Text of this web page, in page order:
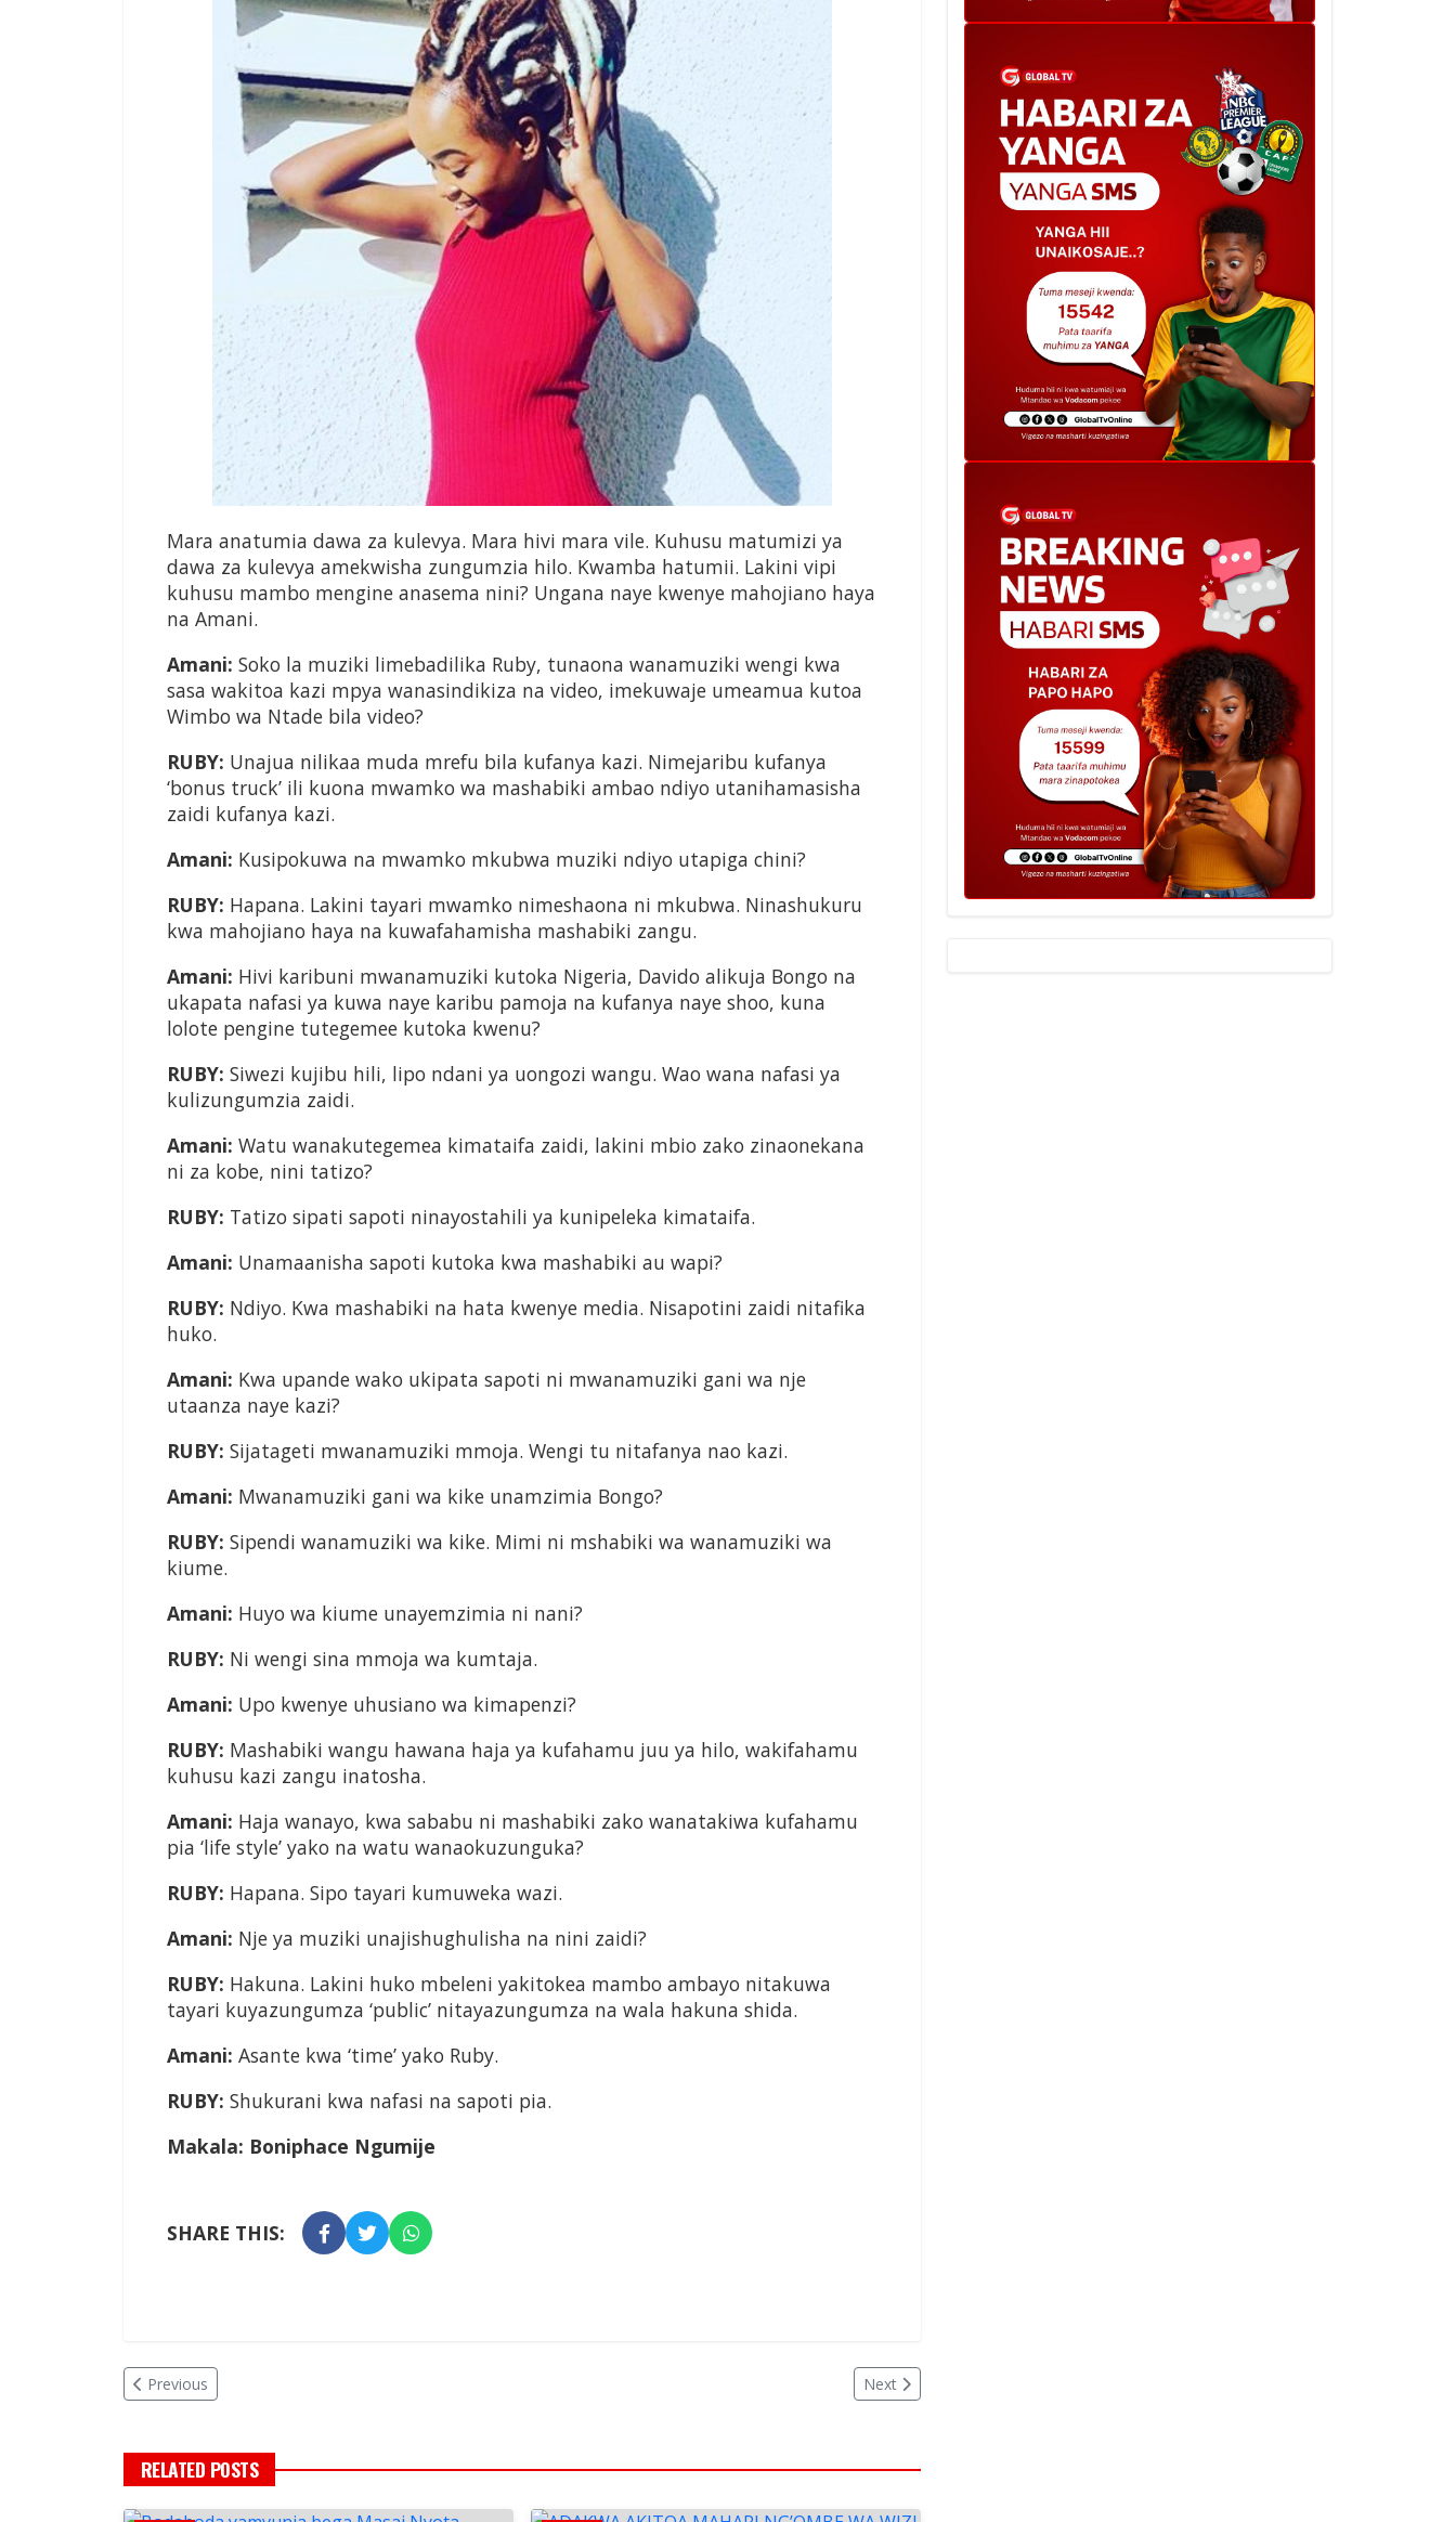
Mara anatumia dawa za kulevya. Mara hivi mara vile. Kuhusu matumizi ya
dawa za kulevya amekwisha zungumzia hilo. Kwamba hatumii. Lakini vipi
kuhusu mambo mengine anasema nini? Ungana naye kwenye mahojiano haya
na Amani.
Amani: Soko la muziki limebadilika Ruby, tunaona wanamuziki wengi kwa
sasa wakitoa kazi mpya wanasindikiza na video, imekuwaje umeamua kutoa
Wimbo wa Ntade bila video?
RUBY: Unajua nilikaa muda mrefu bila kufanya kazi. Nimejaribu kufanya
‘bonus truck’ ili kuona mwamko wa mashabiki ambao ndiyo utanihamasisha
zaidi kufanya kazi.
Amani: Kusipokuwa na mwamko mkubwa muziki ndiyo utapiga chini?
RUBY: Hapana. Lakini tayari mwamko nimeshaona ni mkubwa. Ninashukuru
kwa mahojiano haya na kuwafahamisha mashabiki zangu.
Amani: Hivi karibuni mwanamuziki kutoka Nigeria, Davido alikuja Bongo na
ukapata nafasi ya kuwa naye karibu pamoja na kufanya naye shoo, kuna
lolote pengine tutegemee kutoka kwenu?
RUBY: Siwezi kujibu hili, lipo ndani ya uongozi wangu. Wao wana nafasi ya
kulizungumzia zaidi.
Amani: Watu wanakutegemea kimataifa zaidi, lakini mbio zako zinaonekana
ni za kobe, nini tatizo?
RUBY: Tatizo sipati sapoti ninayostahili ya kunipeleka kimataifa.
Amani: Unamaanisha sapoti kutoka kwa mashabiki au wapi?
RUBY: Ndiyo. Kwa mashabiki na hata kwenye media. Nisapotini zaidi nitafika
huko.
Amani: Kwa upande wako ukipata sapoti ni mwanamuziki gani wa nje
utaanza naye kazi?
RUBY: Sijatageti mwanamuziki mmoja. Wengi tu nitafanya nao kazi.
Amani: Mwanamuziki gani wa kike unamzimia Bongo?
RUBY: Sipendi wanamuziki wa kike. Mimi ni mshabiki wa wanamuziki wa
kiume.
Amani: Huyo wa kiume unayemzimia ni nani?
RUBY: Ni wengi sina mmoja wa kumtaja.
Amani: Upo kwenye uhusiano wa kimapenzi?
RUBY: Mashabiki wangu hawana haja ya kufahamu juu ya hilo, wakifahamu
kuhusu kazi zangu inatosha.
Amani: Haja wanayo, kwa sababu ni mashabiki zako wanatakiwa kufahamu
pia ‘life style’ yako na watu wanaokuzunguka?
RUBY: Hapana. Sipo tayari kumuweka wazi.
Amani: Nje ya muziki unajishughulisha na nini zaidi?
RUBY: Hakuna. Lakini huko mbeleni yakitokea mambo ambayo nitakuwa
tayari kuyazungumza ‘public’ nitayazungumza na wala hakuna shida.
Amani: Asante kwa ‘time’ yako Ruby.
RUBY: Shukurani kwa nafasi na sapoti pia.
Makala: Boniphace Ngumije
SHARE THIS:
Previous Next
RELATED POSTS